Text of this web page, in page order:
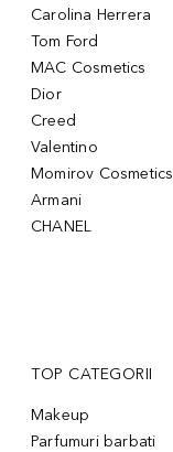
Carolina Herrera
Tom Ford
MAC Cosmetics
Dior
Creed
Valentino
Momirov Cosmetics
Armani
CHANEL
TOP CATEGORII
Makeup
Parfumuri barbati